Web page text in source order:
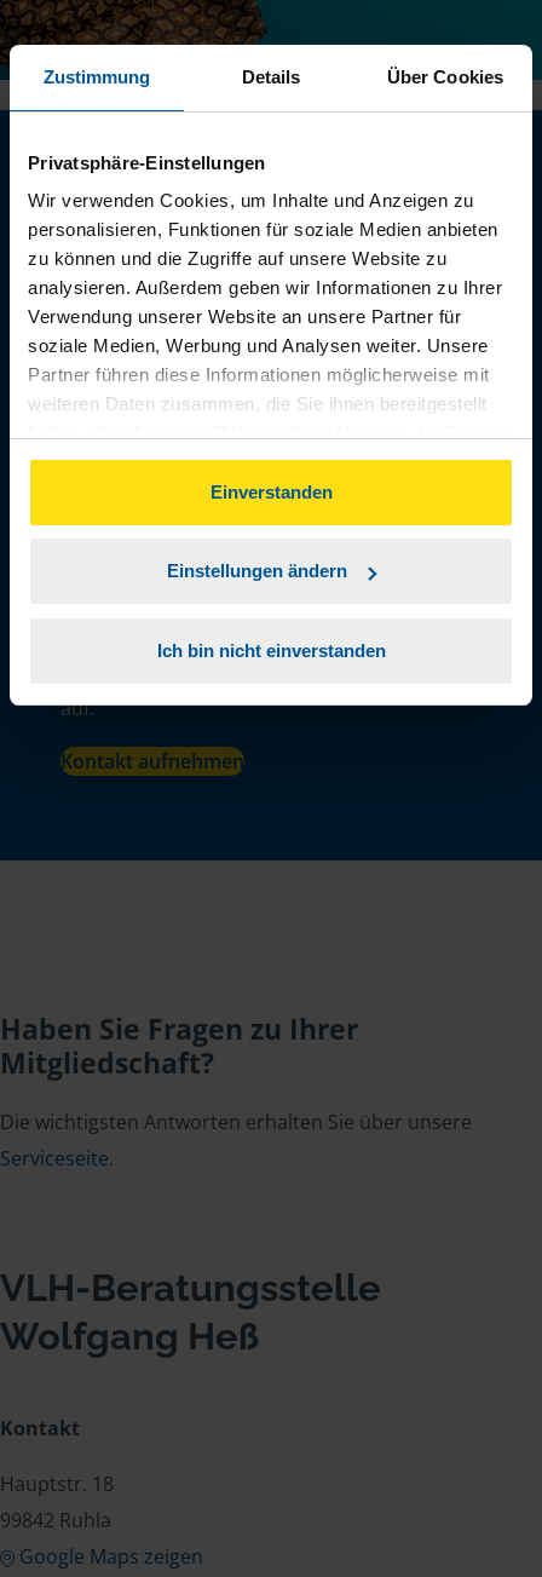
Zustimmung Details Über Cookies
Privatsphäre-Einstellungen
Wir verwenden Cookies, um Inhalte und Anzeigen zu
personalisieren, Funktionen für soziale Medien anbieten
zu können und die Zugriffe auf unsere Website zu
analysieren. Außerdem geben wir Informationen zu Ihrer
Verwendung unserer Website an unsere Partner für
soziale Medien, Werbung und Analysen weiter. Unsere
Partner führen diese Informationen möglicherweise mit
weiteren Daten zusammen, die Sie ihnen bereitgestellt
gesammelt haben. Indem Sie auf Einverstanden klicken,
können Sie der Verwendung von Cookies, gemäß
unserer
Einverstanden
Einstellungen ändern
Ich bin nicht einverstanden
15 Euro Prämie für jedes
von Ihnen geworbene
Mitglied
Zufrieden? Dann erzählen Sie doch Ihren
Mitglied, das sich auf Ihre Empfehlung beruft
von 15 Euro. Das geht auch mehrfach!
Fragen zur Einkommensteuererklärung für
auf.
Kontakt aufnehmen
Haben Sie Fragen zu Ihrer
Mitgliedschaft?
Die wichtigsten Antworten erhalten Sie über unsere
Serviceseite.
VLH-Beratungsstelle
Wolfgang Heß
Kontakt
Hauptstr. 18
99842 Ruhla
Google Maps zeigen